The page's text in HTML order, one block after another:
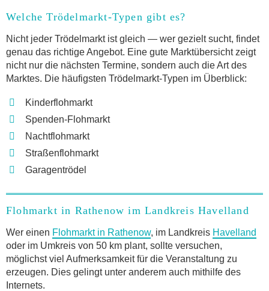
Welche Trödelmarkt-Typen gibt es?
Nicht jeder Trödelmarkt ist gleich — wer gezielt sucht, findet
genau das richtige Angebot. Eine gute Marktübersicht zeigt
nicht nur die nächsten Termine, sondern auch die Art des
Marktes. Die häufigsten Trödelmarkt-Typen im Überblick:
Kinderflohmarkt
Spenden-Flohmarkt
Nachtflohmarkt
Straßenflohmarkt
Garagentrödel
Flohmarkt in Rathenow im Landkreis Havelland
Wer einen Flohmarkt in Rathenow, im Landkreis Havelland
oder im Umkreis von 50 km plant, sollte versuchen,
möglichst viel Aufmerksamkeit für die Veranstaltung zu
erzeugen. Dies gelingt unter anderem auch mithilfe des
Internets.